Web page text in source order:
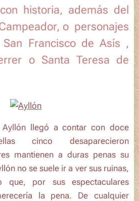
historia, además del
o personajes
Francisco de Asís ,
o Santa Teresa de
llegó a contar con doce
cinco desaparecieron
mantienen a duras penas su
no se suele ir a ver sus ruinas,
que, por sus espectaculares
la pena. De cualquier